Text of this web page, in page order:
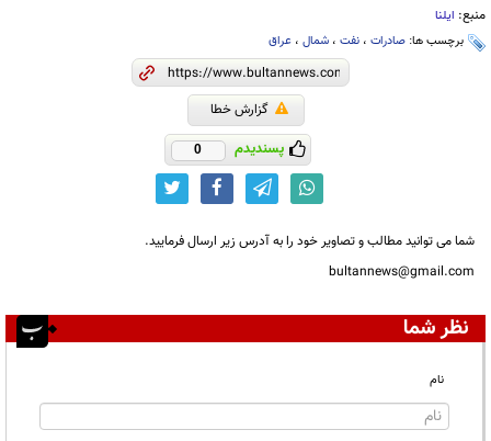
منبع: ایلنا
برچسب ها: صادرات ، نفت ، شمال ، عراق
گزارش خطا
پسندیدم 0
شما می توانید مطالب و تصاویر خود را به آدرس زیر ارسال فرمایید.
bultannews@gmail.com
نظر شما
نام